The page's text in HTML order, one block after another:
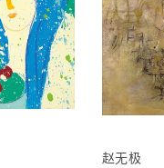
赵无极